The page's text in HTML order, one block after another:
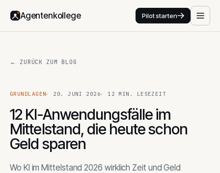
Agentenkollege Pilot starten
← ZURÜCK ZUM BLOG
GRUNDLAGEN 20. JUNI 2026 12 MIN. LESEZEIT
12 KI-Anwendungsfälle im
Mittelstand, die heute schon
Geld sparen
Wo KI im Mittelstand 2026 wirklich Zeit und Geld